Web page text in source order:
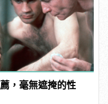
，毫無遮掩的性